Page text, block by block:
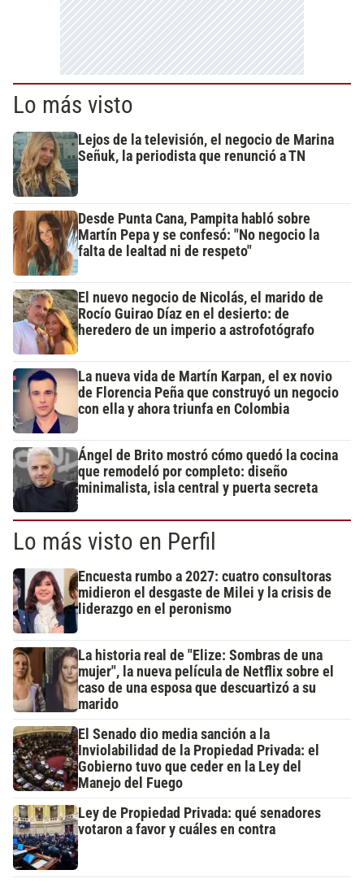
Lo más visto
Lejos de la televisión, el negocio de Marina
Señuk, la periodista que renunció a TN
Desde Punta Cana, Pampita habló sobre
Martín Pepa y se confesó: "No negocio la
falta de lealtad ni de respeto"
El nuevo negocio de Nicolás, el marido de
Rocío Guirao Díaz en el desierto: de
heredero de un imperio a astrofotógrafo
La nueva vida de Martín Karpan, el ex novio
de Florencia Peña que construyó un negocio
con ella y ahora triunfa en Colombia
Ángel de Brito mostró cómo quedó la cocina
que remodeló por completo: diseño
minimalista, isla central y puerta secreta
Lo más visto en Perfil
Encuesta rumbo a 2027: cuatro consultoras
midieron el desgaste de Milei y la crisis de
liderazgo en el peronismo
La historia real de "Elize: Sombras de una
mujer", la nueva película de Netflix sobre el
caso de una esposa que descuartizó a su
marido
El Senado dio media sanción a la
Inviolabilidad de la Propiedad Privada: el
Gobierno tuvo que ceder en la Ley del
Manejo del Fuego
Ley de Propiedad Privada: qué senadores
votaron a favor y cuáles en contra